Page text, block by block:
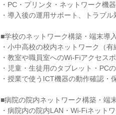
・PC・プリンタ・ネットワーク機
・導入後の運用サポート、トラブ
■学校のネットワーク構築・端末導
・小中高校の校内ネットワーク（
・教室や職員室へのWi-Fiアクセス
・児童・生徒用のタブレット・PC
・授業で使うICT機器の動作確認・
■病院の院内ネットワーク構築・端
・病院内の院内LAN・Wi-Fiネット